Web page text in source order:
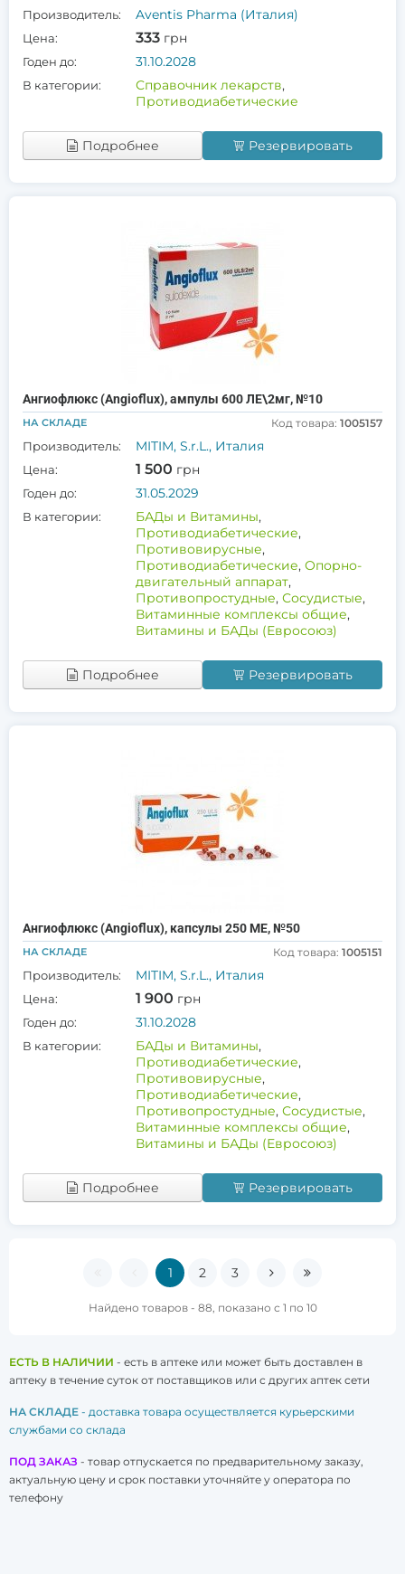
Производитель: Aventis Pharma (Италия)
Цена: 333 грн
Годен до: 31.10.2028
В категории: Справочник лекарств,
Противодиабетические
Подробнее Резервировать
Ангиофлюкс (Angioflux), ампулы 600 ЛЕ\2мг, №10
НА СКЛАДЕ Код товара: 1005157
Производитель: MITIM, S.r.L., Италия
Цена: 1 500 грн
Годен до: 31.05.2029
В категории: БАДы и Витамины,
Противодиабетические,
Противовирусные,
Противодиабетические, Опорно-
двигательный аппарат,
Противопростудные, Сосудистые,
Витаминные комплексы общие,
Витамины и БАДы (Евросоюз)
Подробнее Резервировать
Ангиофлюкс (Angioflux), капсулы 250 МЕ, №50
НА СКЛАДЕ Код товара: 1005151
Производитель: MITIM, S.r.L., Италия
Цена: 1 900 грн
Годен до: 31.10.2028
В категории: БАДы и Витамины,
Противодиабетические,
Противовирусные,
Противодиабетические,
Противопростудные, Сосудистые,
Витаминные комплексы общие,
Витамины и БАДы (Евросоюз)
Подробнее Резервировать
1 2 3
Найдено товаров - 88, показано с 1 по 10
ЕСТЬ В НАЛИЧИИ - есть в аптеке или может быть доставлен в
аптеку в течение суток от поставщиков или с других аптек сети
НА СКЛАДЕ - доставка товара осуществляется курьерскими
службами со склада
ПОД ЗАКАЗ - товар отпускается по предварительному заказу,
актуальную цену и срок поставки уточняйте у оператора по
телефону